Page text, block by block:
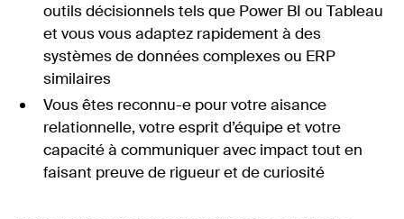
outils décisionnels tels que Power BI ou Tableau
et vous vous adaptez rapidement à des
systèmes de données complexes ou ERP
similaires
Vous êtes reconnu-e pour votre aisance
relationnelle, votre esprit d’équipe et votre
capacité à communiquer avec impact tout en
faisant preuve de rigueur et de curiosité